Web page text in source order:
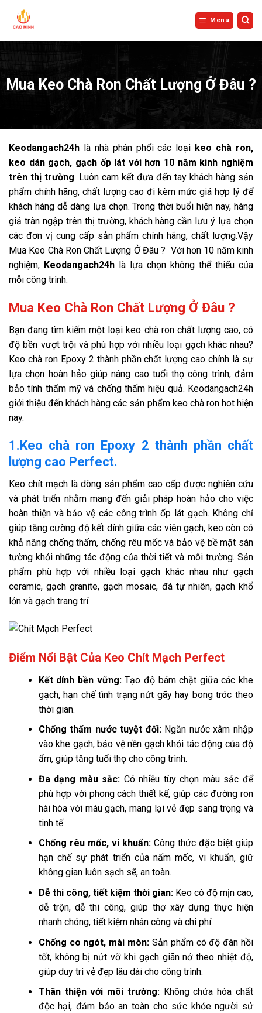
Menu
Mua Keo Chà Ron Chất Lượng Ở Đâu ?
Keodangach24h là nhà phân phối các loại keo chà ron,
keo dán gạch, gạch ốp lát với hơn 10 năm kinh nghiệm
trên thị trường. Luôn cam kết đưa đến tay khách hàng sản
phẩm chính hãng, chất lượng cao đi kèm mức giá hợp lý để
khách hàng dễ dàng lựa chọn. Trong thời buổi hiện nay, hàng
giả tràn ngập trên thị trường, khách hàng cần lưu ý lựa chọn
các đơn vị cung cấp sản phẩm chính hãng, chất lượng.Vậy
Mua Keo Chà Ron Chất Lượng Ở Đâu ? Với hơn 10 năm kinh
nghiệm, Keodangach24h là lựa chọn không thể thiếu của
mỗi công trình.
Mua Keo Chà Ron Chất Lượng Ở Đâu ?
Bạn đang tìm kiếm một loại keo chà ron chất lượng cao, có
độ bền vượt trội và phù hợp với nhiều loại gạch khác nhau?
Keo chà ron Epoxy 2 thành phần chất lượng cao chính là sự
lựa chọn hoàn hảo giúp nâng cao tuổi thọ công trình, đảm
bảo tính thẩm mỹ và chống thấm hiệu quả. Keodangach24h
giới thiệu đến khách hàng các sản phẩm keo chà ron hot hiện
nay.
1.Keo chà ron Epoxy 2 thành phần chất
lượng cao Perfect.
Keo chít mạch là dòng sản phẩm cao cấp được nghiên cứu
và phát triển nhằm mang đến giải pháp hoàn hảo cho việc
hoàn thiện và bảo vệ các công trình ốp lát gạch. Không chỉ
giúp tăng cường độ kết dính giữa các viên gạch, keo còn có
khả năng chống thấm, chống rêu mốc và bảo vệ bề mặt sàn
tường khỏi những tác động của thời tiết và môi trường. Sản
phẩm phù hợp với nhiều loại gạch khác nhau như gạch
ceramic, gạch granite, gạch mosaic, đá tự nhiên, gạch khổ
lớn và gạch trang trí.
Điểm Nổi Bật Của Keo Chít Mạch Perfect
Kết dính bền vững:Tạo độ bám chặt giữa các khe
gạch, hạn chế tình trạng nứt gãy hay bong tróc theo
thời gian.
Chống thấm nước tuyệt đối:Ngăn nước xâm nhập
vào khe gạch, bảo vệ nền gạch khỏi tác động của độ
ẩm, giúp tăng tuổi thọ cho công trình.
Đa dạng màu sắc: Có nhiều tùy chọn màu sắc để
phù hợp với phong cách thiết kế, giúp các đường ron
hài hòa với màu gạch, mang lại vẻ đẹp sang trọng và
tinh tế.
Chống rêu mốc, vi khuẩn:Công thức đặc biệt giúp
hạn chế sự phát triển của nấm mốc, vi khuẩn, giữ
không gian luôn sạch sẽ, an toàn.
Dễ thi công, tiết kiệm thời gian:Keo có độ mịn cao,
dễ trộn, dễ thi công, giúp thợ xây dựng thực hiện
nhanh chóng, tiết kiệm nhân công và chi phí.
Chống co ngót, mài mòn: Sản phẩm có độ đàn hồi
tốt, không bị nứt vỡ khi gạch giãn nở theo nhiệt độ,
giúp duy trì vẻ đẹp lâu dài cho công trình.
Thân thiện với môi trường:Không chứa hóa chất
độc hại, đảm bảo an toàn cho sức khỏe người sử